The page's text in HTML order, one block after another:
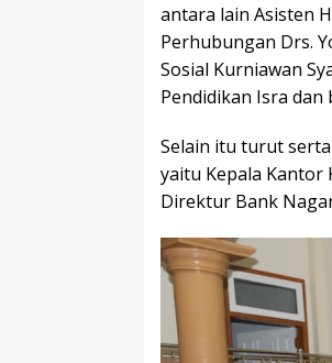
antara lain Asisten
Perhubungan Drs.
Sosial Kurniawan
Pendidikan Isra dan
Selain itu turut
yaitu Kepala Kantor
Direktur Bank